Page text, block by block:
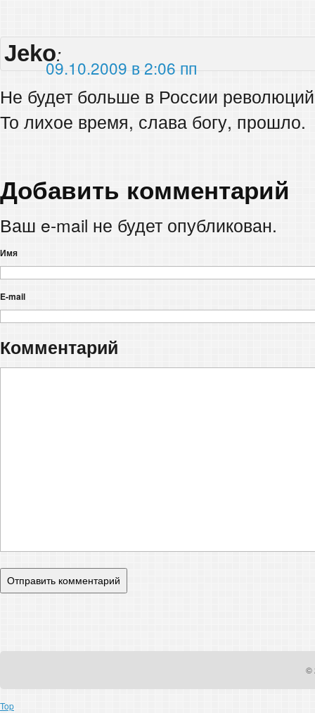
Jeko:
09.10.2009 в 2:06 пп
Не будет больше в России
То лихое время, слава богу, прошло.
Добавить комментарий
Ваш e-mail не будет опубликован.
Имя
E-mail
Комментарий
©
Top